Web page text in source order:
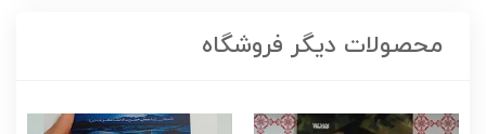
محصولات دیگر فروشگاه